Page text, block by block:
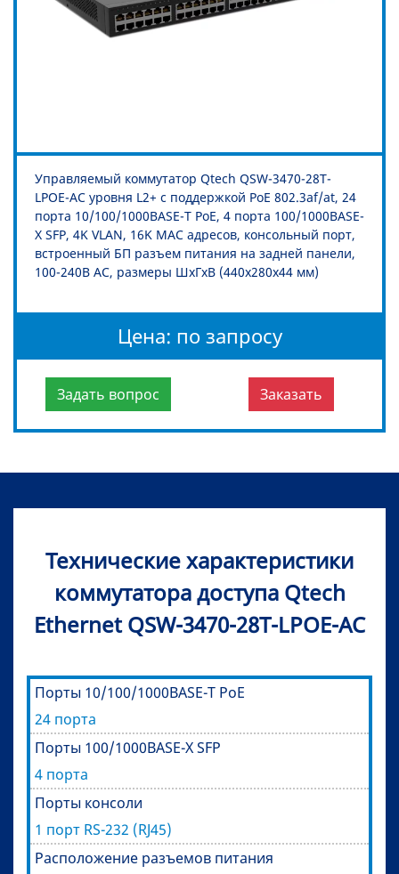
Управляемый коммутатор Qtech QSW-3470-28T-
LPOE-AC уровня L2+ с поддержкой PoE 802.3af/at, 24
порта 10/100/1000BASE-T PoE, 4 порта 100/1000BASE-
X SFP, 4K VLAN, 16K MAC адресов, консольный порт,
встроенный БП разъем питания на задней панели,
100-240В AC, размеры ШхГхВ (440x280x44 мм)
Цена: по запросу
Задать вопрос Заказать
Технические характеристики
коммутатора доступа Qtech
Ethernet QSW-3470-28T-LPOE-AC
Порты 10/100/1000BASE-T PoE
24 порта
Порты 100/1000BASE-X SFP
4 порта
Порты консоли
1 порт RS-232 (RJ45)
Расположение разъемов питания